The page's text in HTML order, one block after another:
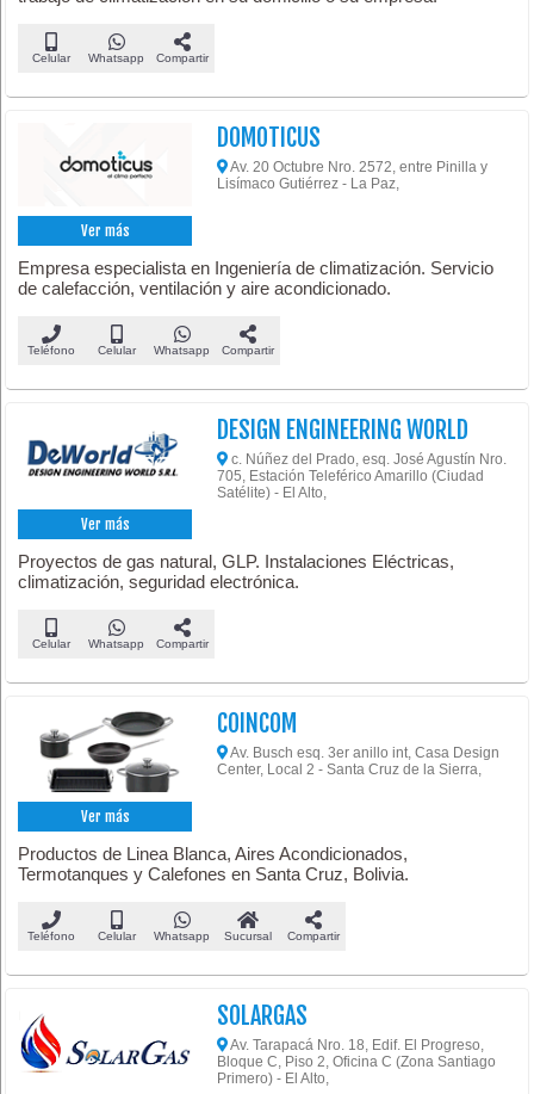
Celular Whatsapp Compartir
Ver más
DOMOTICUS
Av. 20 Octubre Nro. 2572, entre Pinilla y
Lisímaco Gutiérrez - La Paz,
Empresa especialista en Ingeniería de climatización. Servicio
de calefacción, ventilación y aire acondicionado.
Teléfono Celular Whatsapp Compartir
Ver más
DESIGN ENGINEERING WORLD
c. Núñez del Prado, esq. José Agustín Nro.
705, Estación Teleférico Amarillo (Ciudad
Satélite) - El Alto,
Proyectos de gas natural, GLP. Instalaciones Eléctricas,
climatización, seguridad electrónica.
Celular Whatsapp Compartir
Ver más
COINCOM
Av. Busch esq. 3er anillo int, Casa Design
Center, Local 2 - Santa Cruz de la Sierra,
Productos de Linea Blanca, Aires Acondicionados,
Termotanques y Calefones en Santa Cruz, Bolivia.
Teléfono Celular Whatsapp Sucursal Compartir
SOLARGAS
Av. Tarapacá Nro. 18, Edif. El Progreso,
Bloque C, Piso 2, Oficina C (Zona Santiago
Primero) - El Alto,